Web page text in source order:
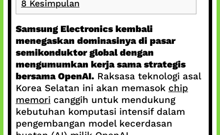
8 Kesimpulan
Samsung Electronics kembali
menegaskan dominasinya di pasar
semikonduktor global dengan
mengumumkan kerja sama strategis
bersama OpenAI.Raksasa teknologi asal
Korea Selatan ini akan memasok chip
memori canggih untuk mendukung
kebutuhan komputasi intensif dalam
pengembangan model kecerdasan